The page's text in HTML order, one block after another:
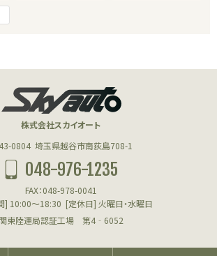
株式会社スカイオート
0804 埼玉県越谷市南荻島708-1
048-976-1235
FAX：048-978-0041
] 10:00～18:30 [定休日] 火曜日・水曜日
関東陸運局認証工場 第4‐6052